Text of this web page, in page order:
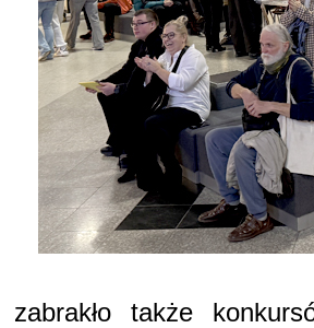
zabrakło także